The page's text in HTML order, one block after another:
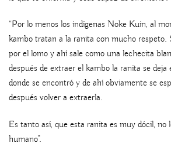
“Por lo menos los indígenas Noke Kuin, al
kambo tratan a la ranita con mucho respeto.
por el lomo y ahí sale como una lechecita
después de extraer el kambo la ranita se deja
donde se encontró y de ahí obviamente se
después volver a extraerla.
Es tanto así, que esta ranita es muy dócil, no
humano”.